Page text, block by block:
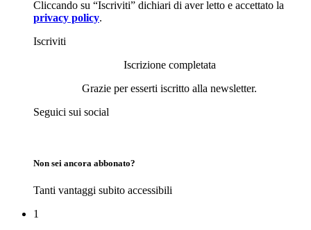
Cliccando su “Iscriviti” dichiari di aver letto e accettato la
privacy policy.
Iscriviti
Iscrizione completata
Grazie per esserti iscritto alla newsletter.
Seguici sui social
Non sei ancora abbonato?
Tanti vantaggi subito accessibili
1